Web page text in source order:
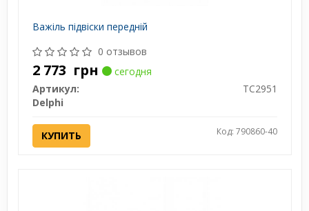
Важіль підвіски передній
0 отзывов
2 773 грн
сегодня
Артикул:
TC2951
Delphi
КУПИТЬ Код: 790860-40